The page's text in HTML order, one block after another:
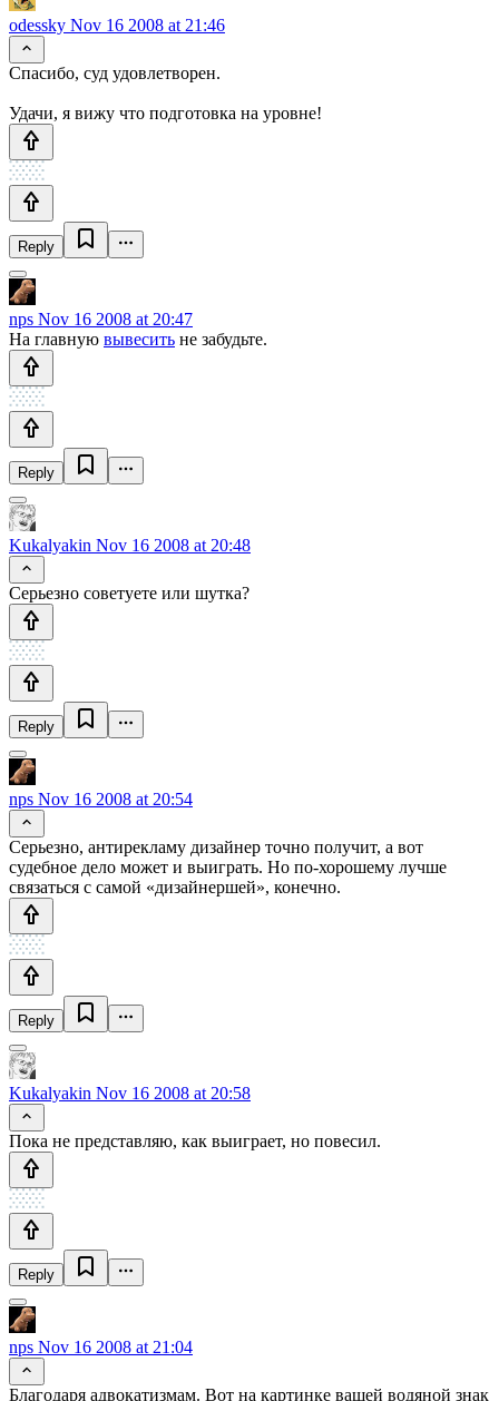
odessky Nov 16 2008 at 21:46
Спасибо, суд удовлетворен.
Удачи, я вижу что подготовка на уровне!
Reply
nps Nov 16 2008 at 20:47
На главную вывесить не забудьте.
Reply
Kukalyakin Nov 16 2008 at 20:48
Серьезно советуете или шутка?
Reply
nps Nov 16 2008 at 20:54
Серьезно, антирекламу дизайнер точно получит, а вот
судебное дело может и выиграть. Но по-хорошему лучше
связаться с самой «дизайнершей», конечно.
Reply
Kukalyakin Nov 16 2008 at 20:58
Пока не представляю, как выиграет, но повесил.
Reply
nps Nov 16 2008 at 21:04
Благодаря адвокатизмам. Вот на картинке вашей водяной знак